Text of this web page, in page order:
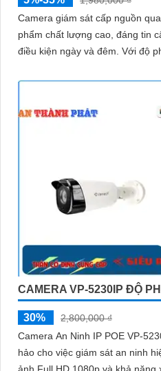
Camera giám sát cấp nguồn
phẩm chất lượng cao, đáng tin
điều kiện ngày và
CAMERA VP-5230IP ĐỘ
30%
2,800,000 ₫
Camera An Ninh IP POE VP-
hảo cho việc giám sát an ninh hiệu quả. Với chất